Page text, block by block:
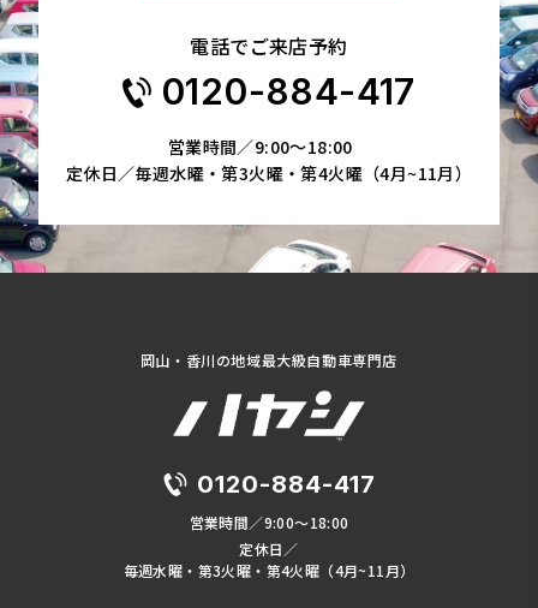
電話でご来店予約
0120-884-417
営業時間／9:00～18:00
定休日／毎週水曜・第3火曜・第4火曜（4月~11月）
岡山・香川の地域最大級自動車専門店
0120-884-417
営業時間／9:00～18:00
定休日／
毎週水曜・第3火曜・第4火曜（4月~11月）